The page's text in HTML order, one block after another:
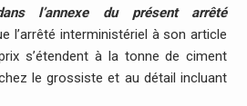
l’annexe du présent arrêté
l’arrêté interministériel à son article
s’étendent à la tonne de ciment
le grossiste et au détail incluant